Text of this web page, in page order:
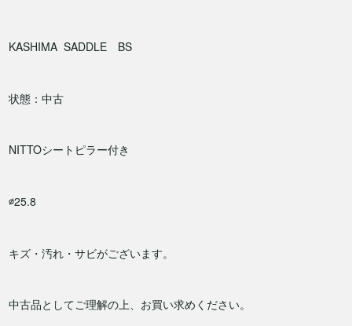
KASHIMA SADDLE BS
状態：中古
NITTOシートピラー付き
∅25.8
キズ・汚れ・サビがございます。
中古品としてご理解の上、お買い求めください。